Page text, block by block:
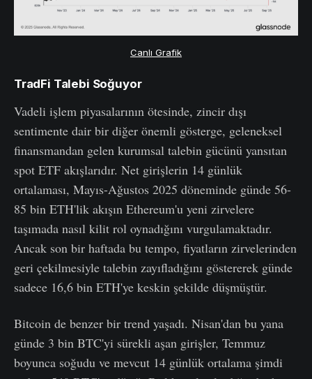
Canlı Grafik
TradFi Talebi Soğuyor
Vadeli işlem piyasalarının ötesinde, zincir dışı
sentimente dair bir diğer önemli gösterge, geleneksel
finansmandan gelen kurumsal talebin gücünü yansıtan
spot ETF akışlarıdır. Net girişlerin 14 günlük
ortalaması, Mayıs-Ağustos 2025 döneminde günde 56-
85 bin ETH'lik akışın Ethereum'u yeni zirvelere
taşımada nasıl kilit rol oynadığını vurgulamaktadır.
Ancak son bir haftada bu tempo, fiyatların zirvelerinden
geri çekilmesiyle talebin zayıfladığını göstererek günde
sadece 16,6 bin ETH'ye keskin şekilde düşmüştür.
Bitcoin de benzer bir trend yaşadı. Nisan'dan bu yana
günde 3 bin BTC'yi sürekli aşan girişler, Temmuz
boyunca soğudu ve mevcut 14 günlük ortalama şimdi